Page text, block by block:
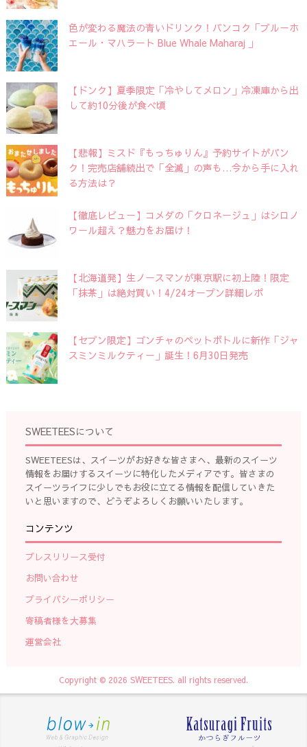
色が変わる魔法の青いドリンク！バンコク「ブルーホ
エール・マハラート Blue Whale Maharaj 」
【ドンク】夏季限定「冷やしてメロン」冷凍庫から出
して約10分後が食べ頃
【悲報】ミスド『もっちゅりん』予約サイトがパン
ク！完売店舗続出で「全滅」の声も…今から手に入れ
る方法は？
【徹底レビュー】コメダの「クロネージュ」はシロノ
ワール超え？魅力をお届け！
【北海道発】生ノースマンが東京駅に初上陸！限定
「抹茶」は絶対買い！4/24オープン詳細レポ
【セブン限定】ゴンチャのペットボトルに新作「ジャ
スミンミルクティー」誕生！6月30日発売
SWEETEESについて
SWEETEESは、スイーツがお好きな皆さまへ、最新のスイーツ
情報をお届けするスイーツに特化したメディアです。皆さまの
スイーツライフに少しでもお役に立てる情報を配信していきた
いと思いますので、どうぞよろしくお願いいたします。
コンテンツ
プレスリリース受付
お問い合わせ
プライバシーポリシー
寄稿者様を大募集
運営会社
Copyright © 2026 SWEETEES. all rights reserved.